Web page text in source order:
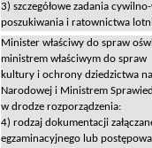
3) szczegółowe zadania
poszukiwania i ratownictwa
Minister właściwy do spraw
ministrem właściwym do spraw
kultury i ochrony dziedzictwa
Narodowej i Ministrem
w drodze rozporządzenia:
4) rodzaj dokumentacji
egzaminacyjnego lub